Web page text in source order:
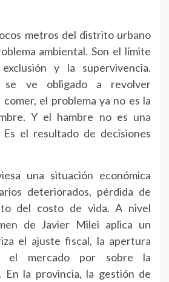
metros del distrito urbano
ambiental. Son el límite
y la supervivencia.
se ve obligado a revolver
el problema ya no es la
Y el hambre no es una
el resultado de decisiones
una situación económica
deteriorados, pérdida de
del costo de vida. A nivel
de Javier Milei aplica un
el ajuste fiscal, la apertura
el mercado por sobre la
En la provincia, la gestión de